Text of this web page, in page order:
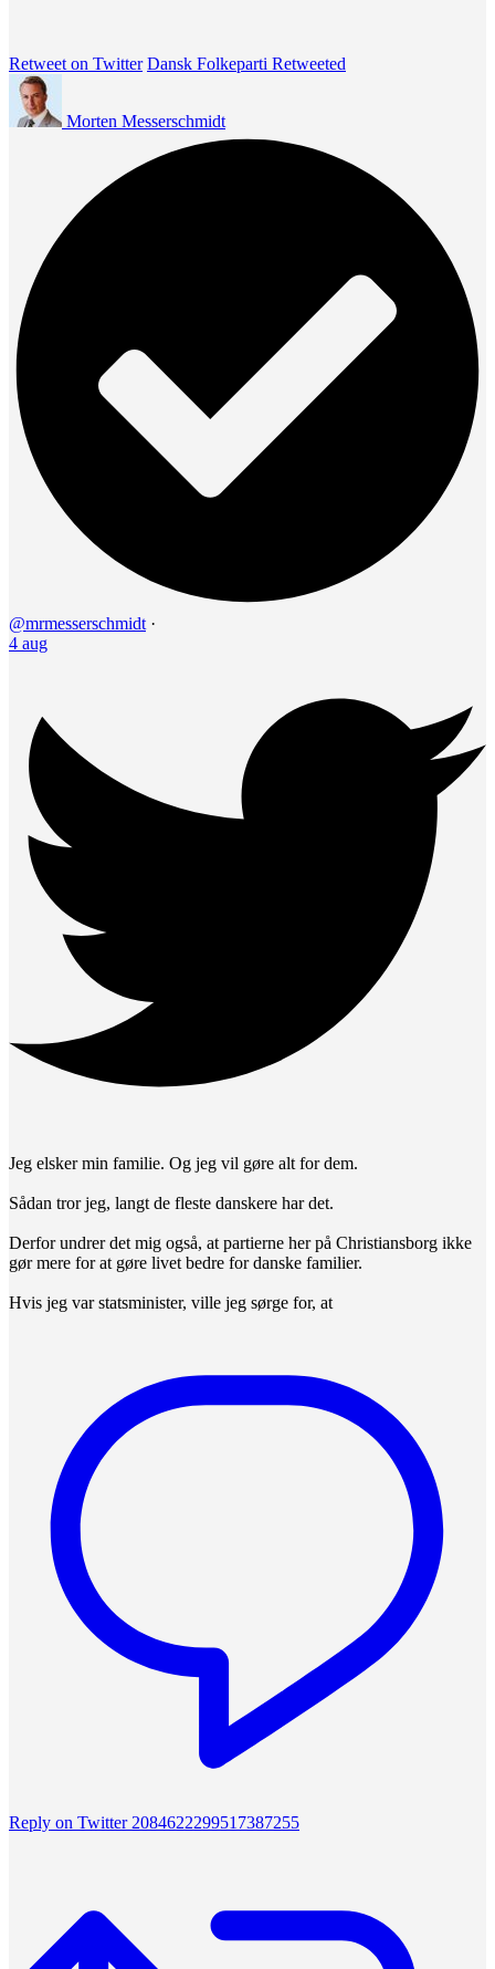
Retweet on Twitter Dansk Folkeparti Retweeted
Morten Messerschmidt
@mrmesserschmidt ·
4 aug
Jeg elsker min familie. Og jeg vil gøre alt for dem.
Sådan tror jeg, langt de fleste danskere har det.
Derfor undrer det mig også, at partierne her på Christiansborg ikke
gør mere for at gøre livet bedre for danske familier.
Hvis jeg var statsminister, ville jeg sørge for, at
Reply on Twitter 2084622299517387255